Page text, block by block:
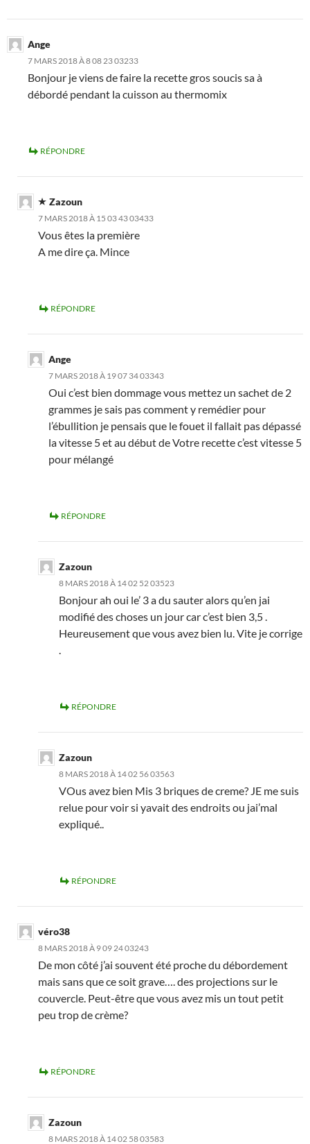
Ange
7 MARS 2018 À 8 08 23 03233
Bonjour je viens de faire la recette gros soucis sa à
débordé pendant la cuisson au thermomix
RÉPONDRE
Zazoun
7 MARS 2018 À 15 03 43 03433
Vous êtes la première
A me dire ça. Mince
RÉPONDRE
Ange
7 MARS 2018 À 19 07 34 03343
Oui c’est bien dommage vous mettez un sachet de 2
grammes je sais pas comment y remédier pour
l’ébullition je pensais que le fouet il fallait pas dépassé
la vitesse 5 et au début de Votre recette c’est vitesse 5
pour mélangé
RÉPONDRE
Zazoun
8 MARS 2018 À 14 02 52 03523
Bonjour ah oui le’ 3 a du sauter alors qu’en jai
modifié des choses un jour car c’est bien 3,5 .
Heureusement que vous avez bien lu. Vite je corrige
.
RÉPONDRE
Zazoun
8 MARS 2018 À 14 02 56 03563
VOus avez bien Mis 3 briques de creme? JE me suis
relue pour voir si yavait des endroits ou jai’mal
expliqué..
RÉPONDRE
véro38
8 MARS 2018 À 9 09 24 03243
De mon côté j’ai souvent été proche du débordement
mais sans que ce soit grave…. des projections sur le
couvercle. Peut-être que vous avez mis un tout petit
peu trop de crème?
RÉPONDRE
Zazoun
8 MARS 2018 À 14 02 58 03583